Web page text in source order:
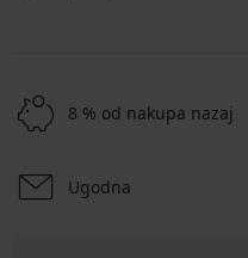
8 % od nakupa nazaj
Ugodna